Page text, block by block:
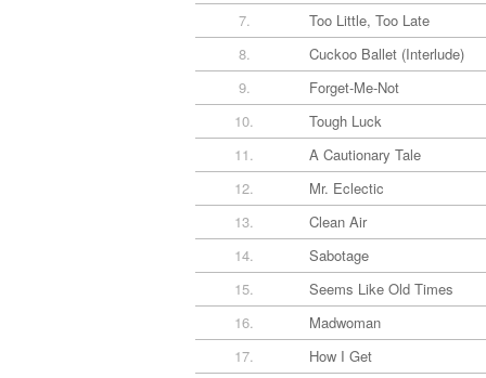
7.
Too Little, Too Late
8.
Cuckoo Ballet (Interlude)
9.
Forget-Me-Not
10.
Tough Luck
11.
A Cautionary Tale
12.
Mr. Eclectic
13.
Clean Air
14.
Sabotage
15.
Seems Like Old Times
16.
Madwoman
17.
How I Get